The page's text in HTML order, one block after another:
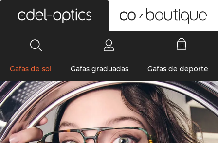
Gafas de sol Gafas graduadas Gafas de deporte